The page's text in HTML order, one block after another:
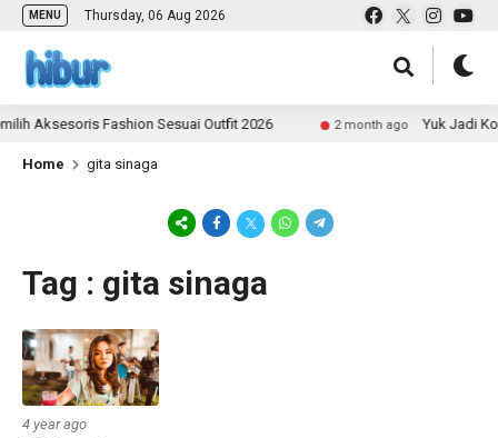
MENU Thursday, 06 Aug 2026
Aksesoris Fashion Sesuai Outfit 2026 2 month ago Yuk Jadi
Home gita sinaga
Tag : gita sinaga
4 year ago